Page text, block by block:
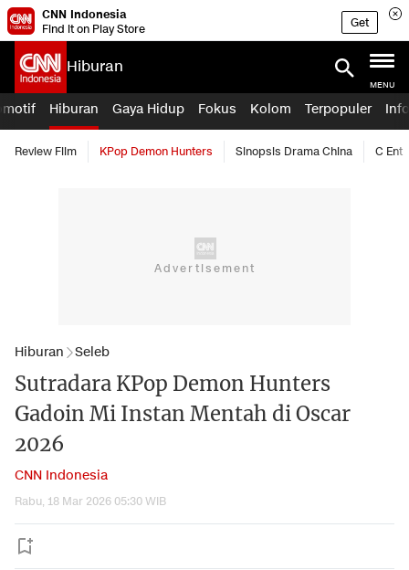
CNN Indonesia
Find it on Play Store
Get
Hiburan
MENU
Hiburan Gaya Hidup Fokus Kolom Terpopuler
Review Film KPop Demon Hunters Sinopsis Drama China C Ent
Hiburan Seleb
Sutradara KPop Demon Hunters
Gadoin Mi Instan Mentah di Oscar
2026
CNN Indonesia
Rabu, 18 Mar 2026 05:30 WIB